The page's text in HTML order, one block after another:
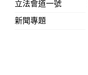
立法會道一號
新聞專題